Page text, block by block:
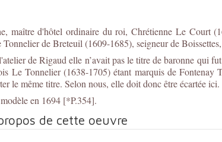
maître d'hôtel ordinaire du roi, Chrétienne Le Court
de Breteuil (1609-1685), seigneur de
de Rigaud elle n’avait pas le titre de baronne qui
Le Tonnelier (1638-1705) étant marquis de
le même titre. Selon nous, elle doit donc être écartée ici.
en 1694 [*P.354].
de cette oeuvre